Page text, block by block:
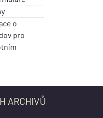
o
pro
ARCHIVŮ